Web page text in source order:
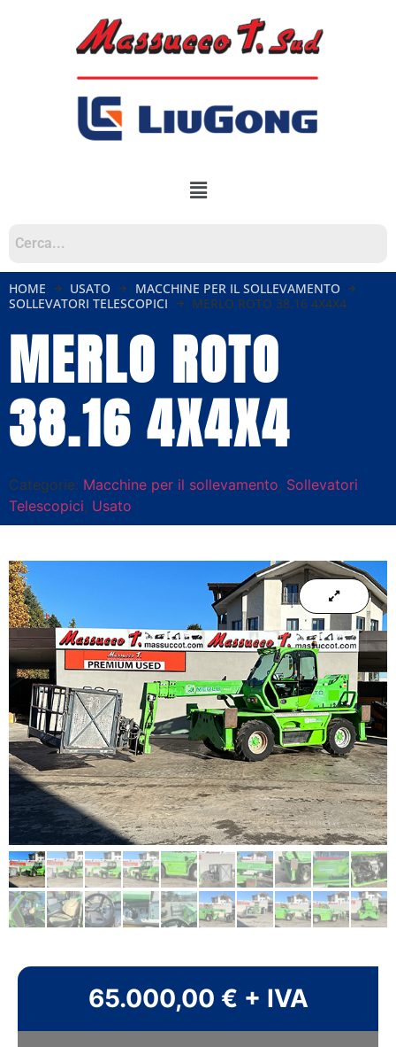
HOME USATO
MACCHINE PER IL SOLLEVAMENTO
SOLLEVATORI TELESCOPICI
MERLO ROTO 38.16 4X4X4
MERLO ROTO
38.16 4X4X4
Categorie: Macchine per il sollevamento, Sollevatori
Telescopici, Usato
65.000,00 € + IVA